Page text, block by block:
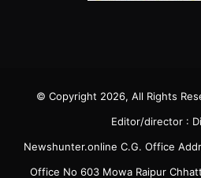
© Copyright 2026, All Rights
Editor/director :
Newshunter.online C.G. Office
Office No 603 Mowa Raipur